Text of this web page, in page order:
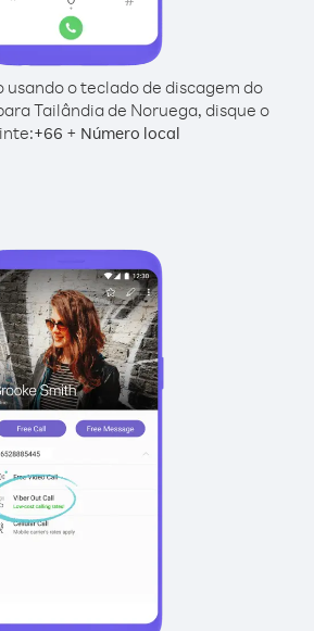
usando o teclado de discagem do
Tailândia de Noruega, disque o
+66 + Número local